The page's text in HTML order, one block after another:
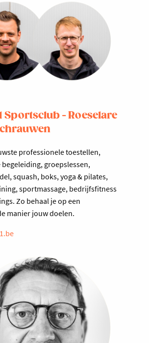
Sportsclub - Roeselare
professionele toestellen,
groepslessen,
squash, boks, yoga & pilates,
sportmassage, bedrijfsfitness
Zo behaal je op een
manier jouw doelen.